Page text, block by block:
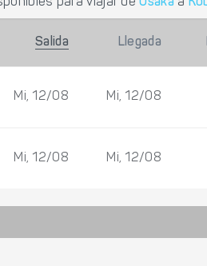
Salida Llegada
Mi, 12/08 Mi, 12/08
Mi, 12/08 Mi, 12/08